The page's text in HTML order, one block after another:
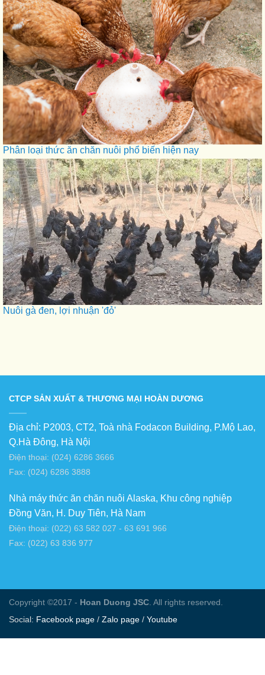
Phân loại thức ăn chăn nuôi phổ biến hiện nay
Nuôi gà đen, lợi nhuận 'đỏ'
CTCP SẢN XUẤT & THƯƠNG MẠI HOÀN DƯƠNG
Địa chỉ: P2003, CT2, Toà nhà Fodacon Building, P.Mộ Lao,
Q.Hà Đông, Hà Nội
Điện thoại: (024) 6286 3666
Fax: (024) 6286 3888
Nhà máy thức ăn chăn nuôi Alaska, Khu công nghiệp
Đồng Văn, H. Duy Tiên, Hà Nam
Điện thoại: (022) 63 582 027 - 63 691 966
Fax: (022) 63 836 977
Copyright ©2017 - Hoan Duong JSC. All rights reserved.
Social: Facebook page / Zalo page / Youtube